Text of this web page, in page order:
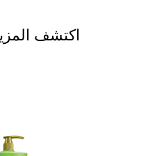
اكتشف